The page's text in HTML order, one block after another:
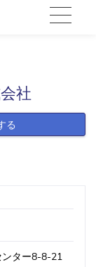
社
る
ンター8-8-21